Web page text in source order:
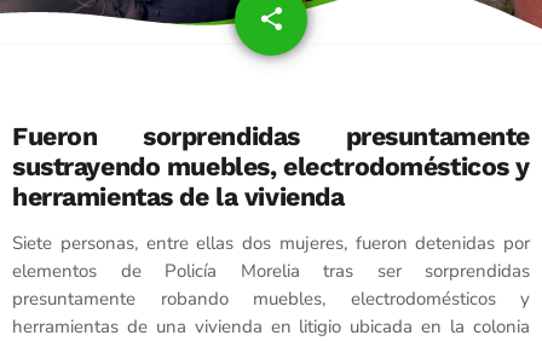
share
email
Fueron sorprendidas presuntamente
sustrayendo muebles, electrodomésticos y
herramientas de la vivienda
Siete personas, entre ellas dos mujeres, fueron detenidas por
elementos de Policía Morelia tras ser sorprendidas
presuntamente robando muebles, electrodomésticos y
herramientas de una vivienda en litigio ubicada en la colonia